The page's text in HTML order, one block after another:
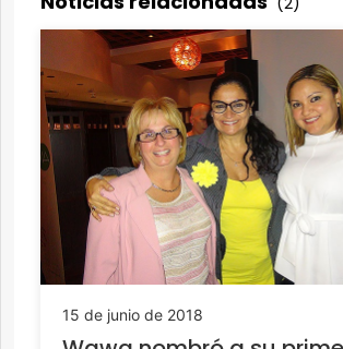
15 de junio de 2018